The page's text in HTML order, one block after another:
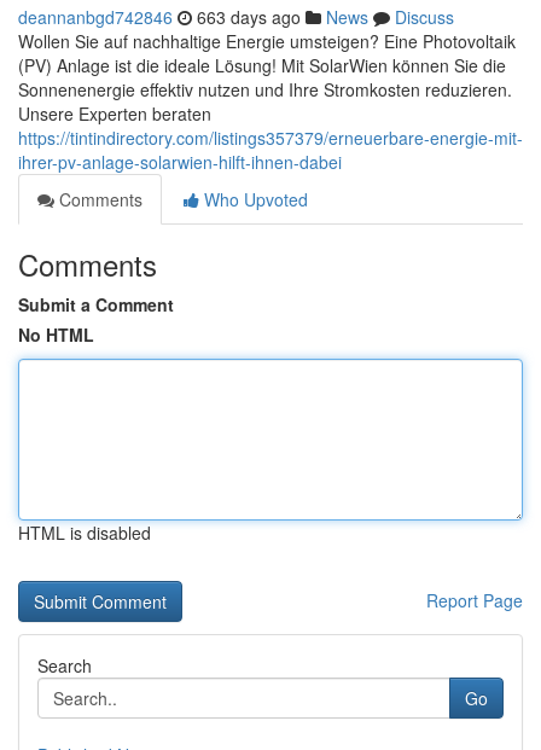
deannanbgd742846 663 days ago News
Discuss
Wollen Sie auf nachhaltige Energie umsteigen? Eine Photovoltaik
(PV) Anlage ist die ideale Lösung! Mit SolarWien können Sie die
Sonnenenergie effektiv nutzen und Ihre Stromkosten reduzieren.
Unsere Experten beraten
https://tintindirectory.com/listings357379/erneuerbare-energie-mit-
ihrer-pv-anlage-solarwien-hilft-ihnen-dabei
Comments
Who Upvoted
Comments
Submit a Comment
No HTML
HTML is disabled
Report Page
Search
Go